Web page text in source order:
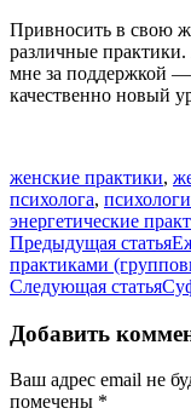
Привносить в свою
различные
мне за поддержкой
качественно новый
женские практики,
психолога,
энергетические
Навигация
по
Предыдущая статья
практиками
Следующая статья
Добавить
Ваш адрес email не
помечены *